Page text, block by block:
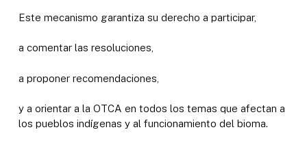
Este mecanismo garantiza su derecho a participar,
a comentar las resoluciones,
a proponer recomendaciones,
y a orientar a la OTCA en todos los temas que afectan a
los pueblos indígenas y al funcionamiento del bioma.